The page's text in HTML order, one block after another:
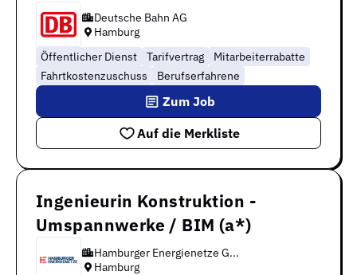
Deutsche Bahn AG
Hamburg
Öffentlicher Dienst
Tarifvertrag
Mitarbeiterrabatte
Fahrtkostenzuschuss
Berufserfahrene
Auf die Merkliste
Zum Job
Ingenieurin Konstruktion -
Umspannwerke / BIM (a*)
Hamburger Energienetze G...
Hamburg